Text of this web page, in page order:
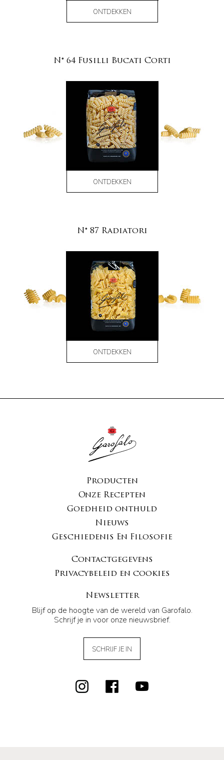
ONTDEKKEN
N° 64 Fusilli Bucati Corti
ONTDEKKEN
N° 87 Radiatori
ONTDEKKEN
Producten
Onze Recepten
Goedheid onthuld
Nieuws
Geschiedenis En Filosofie
Contactgegevens
Privacybeleid en cookies
Newsletter
Blijf op de hoogte van de wereld van Garofalo.
Schrijf je in voor onze nieuwsbrief.
SCHRIJF JE IN